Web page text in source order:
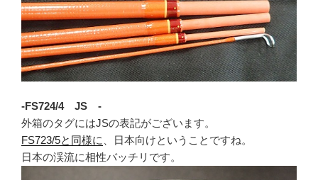
-FS724/4 JS -
外箱のタグにはJSの表記がございます。
FS723/5と同様に
、日本向けということですね。
日本の渓流に相性バッチリです。